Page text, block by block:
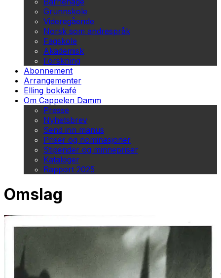
Grunnskole
Videregående
Norsk som andrespråk
Fagskole
Akademisk
Forskning
Abonnement
Arrangementer
Elling bokkafé
Om Cappelen Damm
Presse
Nyhetsbrev
Send inn manus
Priser og nominasjoner
Stipender og minnepriser
Kataloger
Rapport 2025
Omslag